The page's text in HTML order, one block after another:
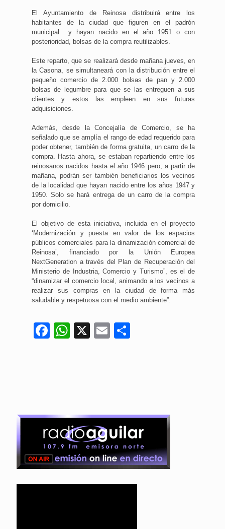
El Ayuntamiento de Reinosa distribuirá entre los
habitantes de la ciudad que figuren en el padrón
municipal y hayan nacido en el año 1951 o con
posterioridad, bolsas de la compra reutilizables.
Este reparto, que se realizará desde mañana jueves, en
la Casona, se simultaneará con la distribución entre el
pequeño comercio de 2.000 bolsas de pan y 2.000
bolsas de legumbre para que se las entreguen a sus
clientes y estos las empleen en sus futuras
adquisiciones.
Además, desde la Concejalía de Comercio, se ha
señalado que se amplía el rango de edad requerido para
poder obtener, también de forma gratuita, un carro de la
compra. Hasta ahora, se estaban repartiendo entre los
reinosanos nacidos hasta el año 1946 pero, a partir de
mañana, podrán ser también beneficiarios los vecinos
de la localidad que hayan nacido entre los años 1947 y
1950. Solo se hará entrega de un carro de la compra
por domicilio.
El objetivo de esta iniciativa, incluida en el proyecto
‘Modernización y puesta en valor de los espacios
públicos comerciales para la dinamización comercial de
Reinosa’, financiado por la Unión Europea
NextGeneration a través del Plan de Recuperación del
Ministerio de Industria, Comercio y Turismo”, es el de
“dinamizar el comercio local, animando a los vecinos a
realizar sus compras en la ciudad de forma más
saludable y respetuosa con el medio ambiente”.
Facebook
WhatsApp
X Email